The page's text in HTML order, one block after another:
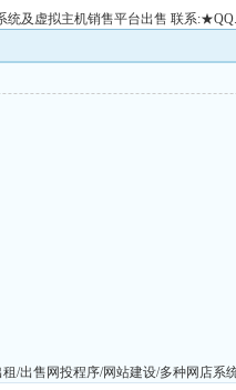
及虚拟主机销售平台出售 联系
/出售网投程序/网站建设/多种网店